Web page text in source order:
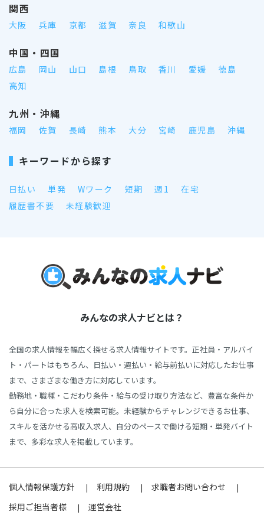
関西
大阪 兵庫 京都 滋賀 奈良 和歌山
中国・四国
広島 岡山 山口 島根 鳥取 香川 愛媛
徳島
高知
九州・沖縄
福岡 佐賀 長崎 熊本 大分 宮崎 鹿児島 沖縄
キーワードから探す
日払い 単発 Wワーク 短期 週1
在宅
履歴書不要
未経験歓迎
みんなの求人ナビとは？
全国の求人情報を幅広く探せる求人情報サイトです。正社員・アルバイ
ト・パートはもちろん、日払い・週払い・給与前払いに対応したお仕事
まで、さまざまな働き方に対応しています。
勤務地・職種・こだわり条件・給与の受け取り方法など、豊富な条件か
ら自分に合った求人を検索可能。未経験からチャレンジできるお仕事、
スキルを活かせる高収入求人、自分のペースで働ける短期・単発バイト
まで、多彩な求人を掲載しています。
個人情報保護方針 利用規約
求職者お問い合わせ
採用ご担当者様
運営会社